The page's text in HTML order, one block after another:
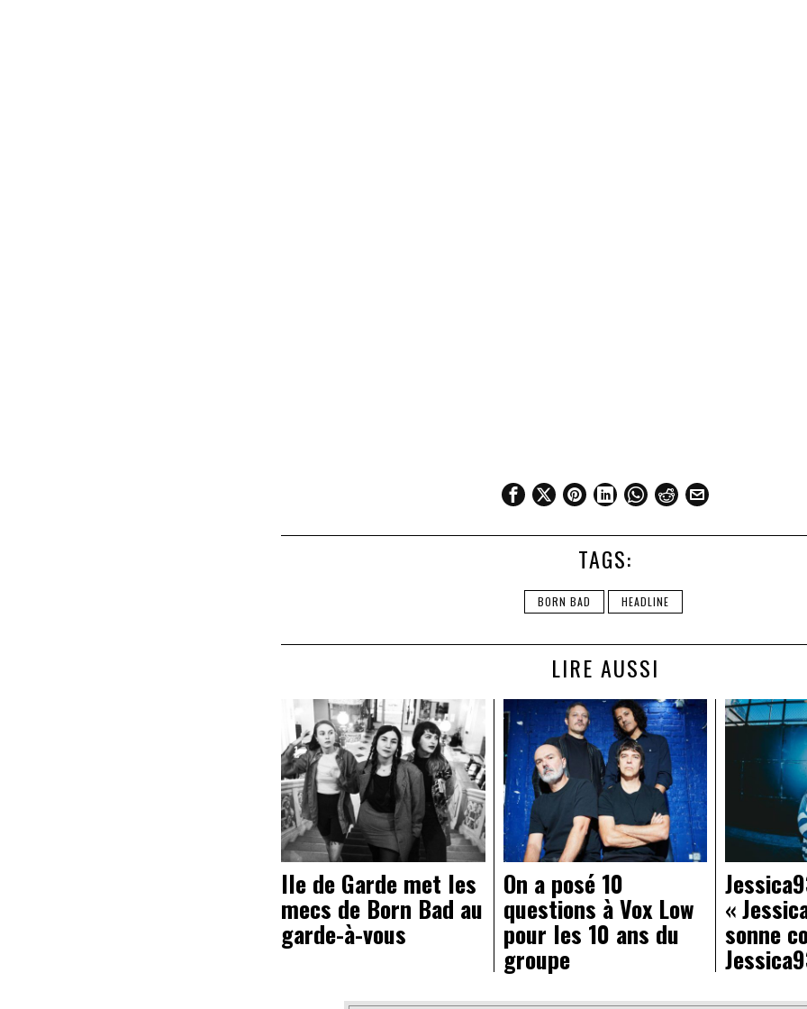
TAGS:
BORN BAD HEADLINE
LIRE AUSSI
Ile de Garde met les
mecs de Born Bad au
garde-à-vous
On a posé 10
questions à Vox Low
pour les 10 ans du
groupe
«
sonne